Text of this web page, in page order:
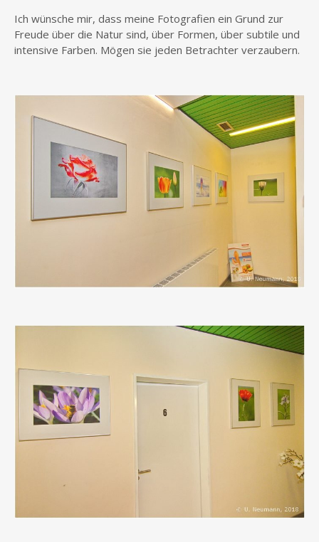
Ich wün­sche mir, dass mei­ne Foto­gra­fien ein Grund zur
Freu­de über die Natur sind, über For­men, über sub­ti­le und
inten­si­ve Far­ben. Mögen sie jeden Betrach­ter verzaubern.